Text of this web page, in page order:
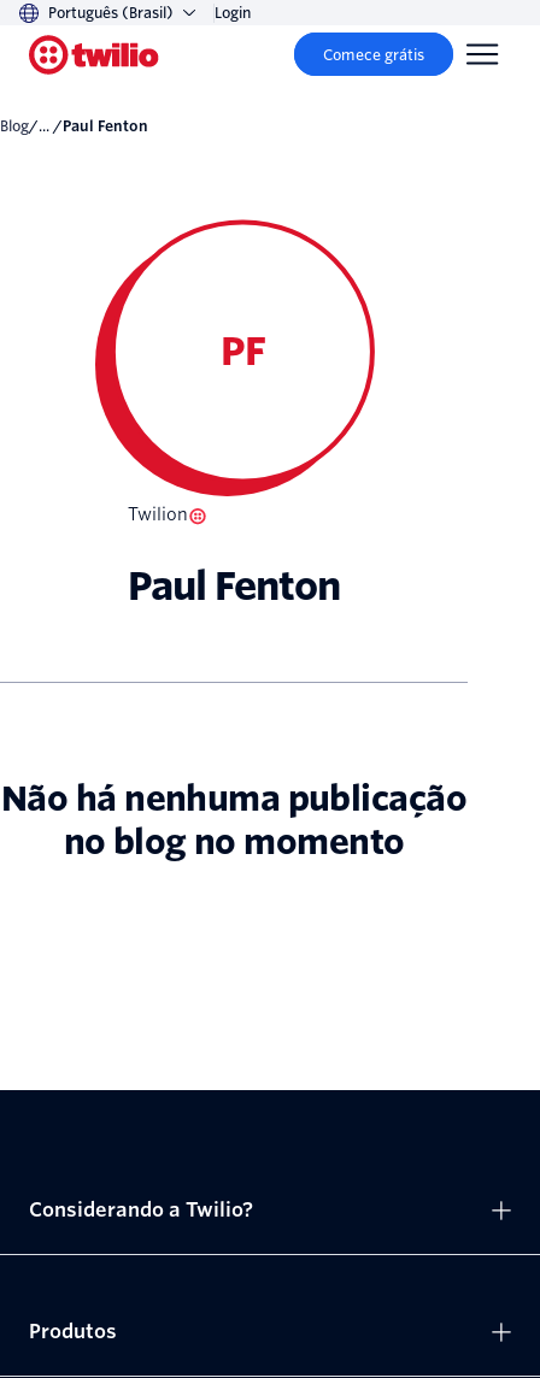
Português (Brasil) Login
Comece grátis
Blog/... / Paul Fenton
PF
Twilion
Paul Fenton
Não há nenhuma publicação
no blog no momento
Considerando a Twilio?
Produtos